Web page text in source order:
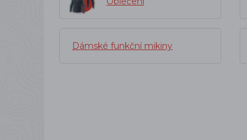
Dámské funkční mikiny